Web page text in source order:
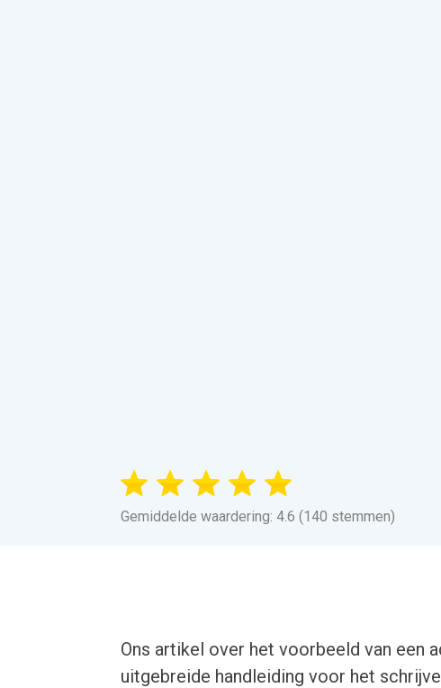
Gemiddelde waardering: 4.6 (140 stemmen)
Ons artikel over het voorbeeld van een
uitgebreide handleiding voor het